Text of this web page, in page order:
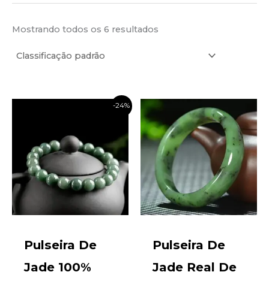
Mostrando todos os 6 resultados
-24%
Pulseira De
Jade 100%
Pulseira De
Jade Real De